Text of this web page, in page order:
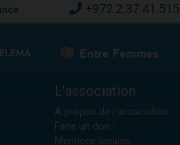
+972.2.37.41.515
L'association
A propos de l'association
Faire un don !
Mentions légales